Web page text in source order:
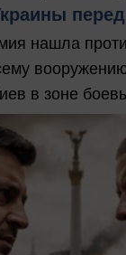
нашла
в зоне